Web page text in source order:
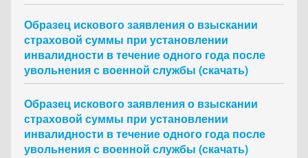
Образец искового заявления о взыскании
страховой суммы при установлении
инвалидности в течение одного года после
увольнения с военной службы (скачать)
Образец искового заявления о взыскании
страховой суммы при установлении
инвалидности в течение одного года после
увольнения с военной службы (скачать)